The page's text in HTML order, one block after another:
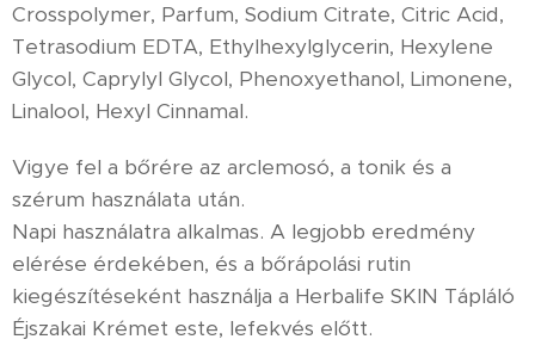
Crosspolymer, Parfum, Sodium Citrate, Citric Acid,
Tetrasodium EDTA, Ethylhexylglycerin, Hexylene
Glycol, Caprylyl Glycol, Phenoxyethanol, Limonene,
Linalool, Hexyl Cinnamal.
Vigye fel a bőrére az arclemosó, a tonik és a
szérum használata után.
Napi használatra alkalmas. A legjobb eredmény
elérése érdekében, és a bőrápolási rutin
kiegészítéseként használja a Herbalife SKIN Tápláló
Éjszakai Krémet este, lefekvés előtt.